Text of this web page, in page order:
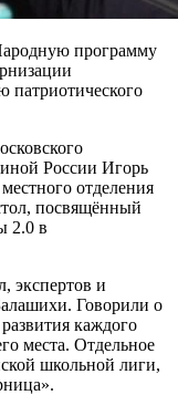
программу
патриотического
России Игорь
отделения
посвящённый
2.0 в
экспертов и
Говорили о
каждого
места. Отдельное
школьной лиги,